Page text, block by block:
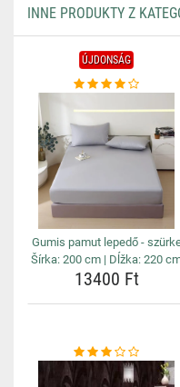
INNE PRODUKTY Z
ÚJDONSÁG
Gumis pamut lepedő -
Šírka: 200 cm | Dĺžka: 220
13400 Ft